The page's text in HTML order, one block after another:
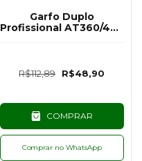
Garfo Duplo
Profissional AT360/46 -
R$112,89 R$48,90
COMPRAR
Comprar no WhatsApp